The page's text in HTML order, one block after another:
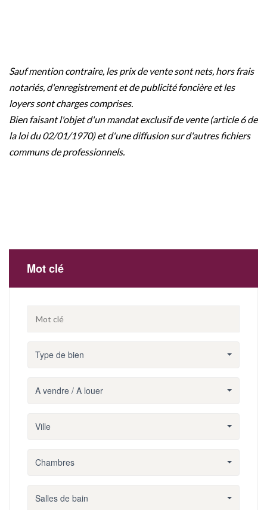
Sauf mention contraire, les prix de vente sont nets, hors frais
notariés, d'enregistrement et de publicité foncière et les
loyers sont charges comprises.
Bien faisant l'objet d'un mandat exclusif de vente (article 6 de
la loi du 02/01/1970) et d'une diffusion sur d'autres fichiers
communs de professionnels.
Mot clé
Type de bien
A vendre / A louer
Ville
Chambres
Salles de bain